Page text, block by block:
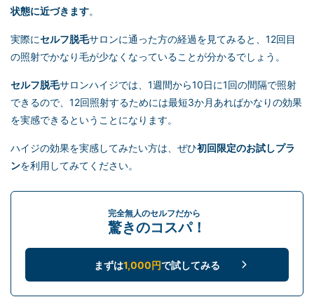
状態に近づきます。
実際にセルフ脱毛サロンに通った方の経過を見てみると、12回目
の照射でかなり毛が少なくなっていることが分かるでしょう。
セルフ脱毛サロンハイジでは、1週間から10日に1回の間隔で照射
できるので、12回照射するためには最短3か月あればかなりの効果
を実感できるということになります。
ハイジの効果を実感してみたい方は、ぜひ初回限定のお試しプラ
ンを利用してみてください。
完全無人のセルフだから
驚きのコスパ！
まずは1,000円で試してみる